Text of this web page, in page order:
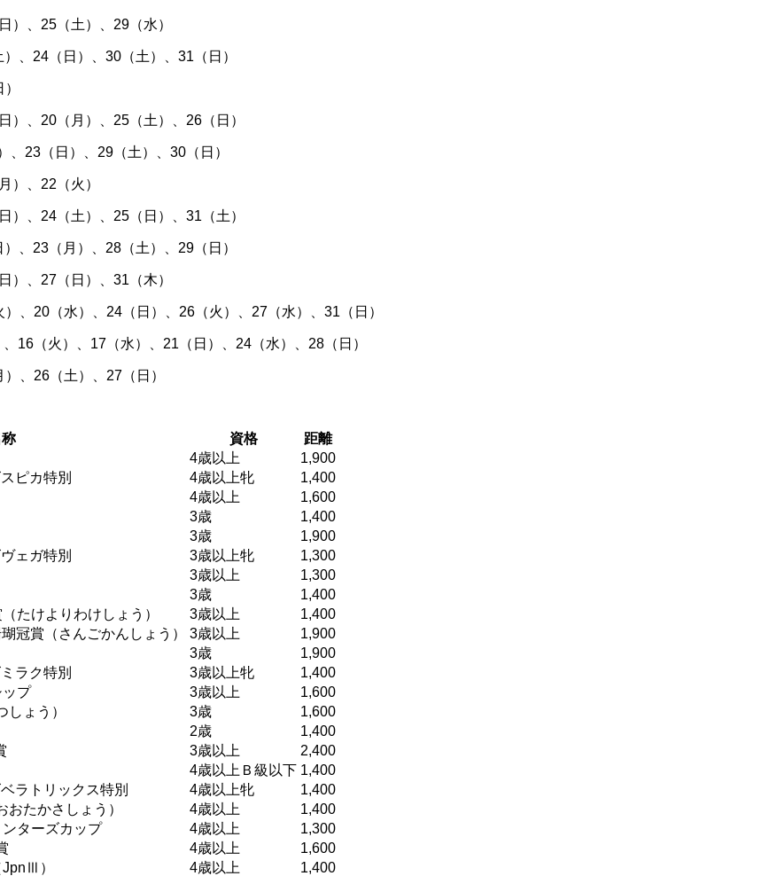
、25（土）、29（水）
24（日）、30（土）、31（日）
、20（月）、25（土）、26（日）
23（日）、29（土）、30（日）
、22（火）
、24（土）、25（日）、31（土）
23（月）、28（土）、29（日）
、27（日）、31（木）
20（水）、24（日）、26（火）、27（水）、31（日）
（火）、17（水）、21（日）、24（水）、28（日）
、26（土）、27（日）
資格
距離
4歳以上
1,900
ピカ特別 4歳以上牝
1,400
4歳以上
1,600
3歳
1,400
3歳
1,900
ェガ特別 3歳以上牝
1,300
3歳以上
1,300
3歳
1,400
たけよりわけしょう） 3歳以上
1,400
冠賞（さんごかんしょう） 3歳以上
1,900
3歳
1,900
ラク特別 3歳以上牝
1,400
プ 3歳以上
1,600
ょう） 3歳
1,600
2歳
1,400
3歳以上
2,400
4歳以上Ｂ級以下 1,400
ラトリックス特別 4歳以上牝
1,400
たかさしょう） 4歳以上
1,400
ターズカップ 4歳以上
1,300
4歳以上
1,600
） 4歳以上
1,400